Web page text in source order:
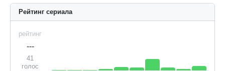
Рейтинг сериала
рейтинг
---
41
голос